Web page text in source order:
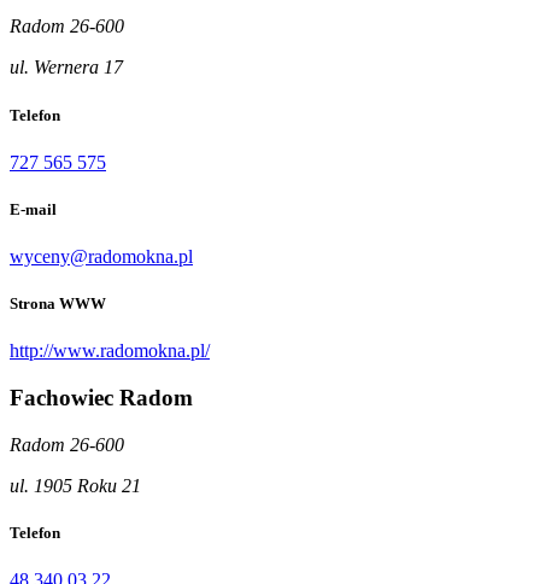
Radom 26-600
ul. Wernera 17
Telefon
727 565 575
E-mail
wyceny@radomokna.pl
Strona WWW
http://www.radomokna.pl/
Fachowiec Radom
Radom 26-600
ul. 1905 Roku 21
Telefon